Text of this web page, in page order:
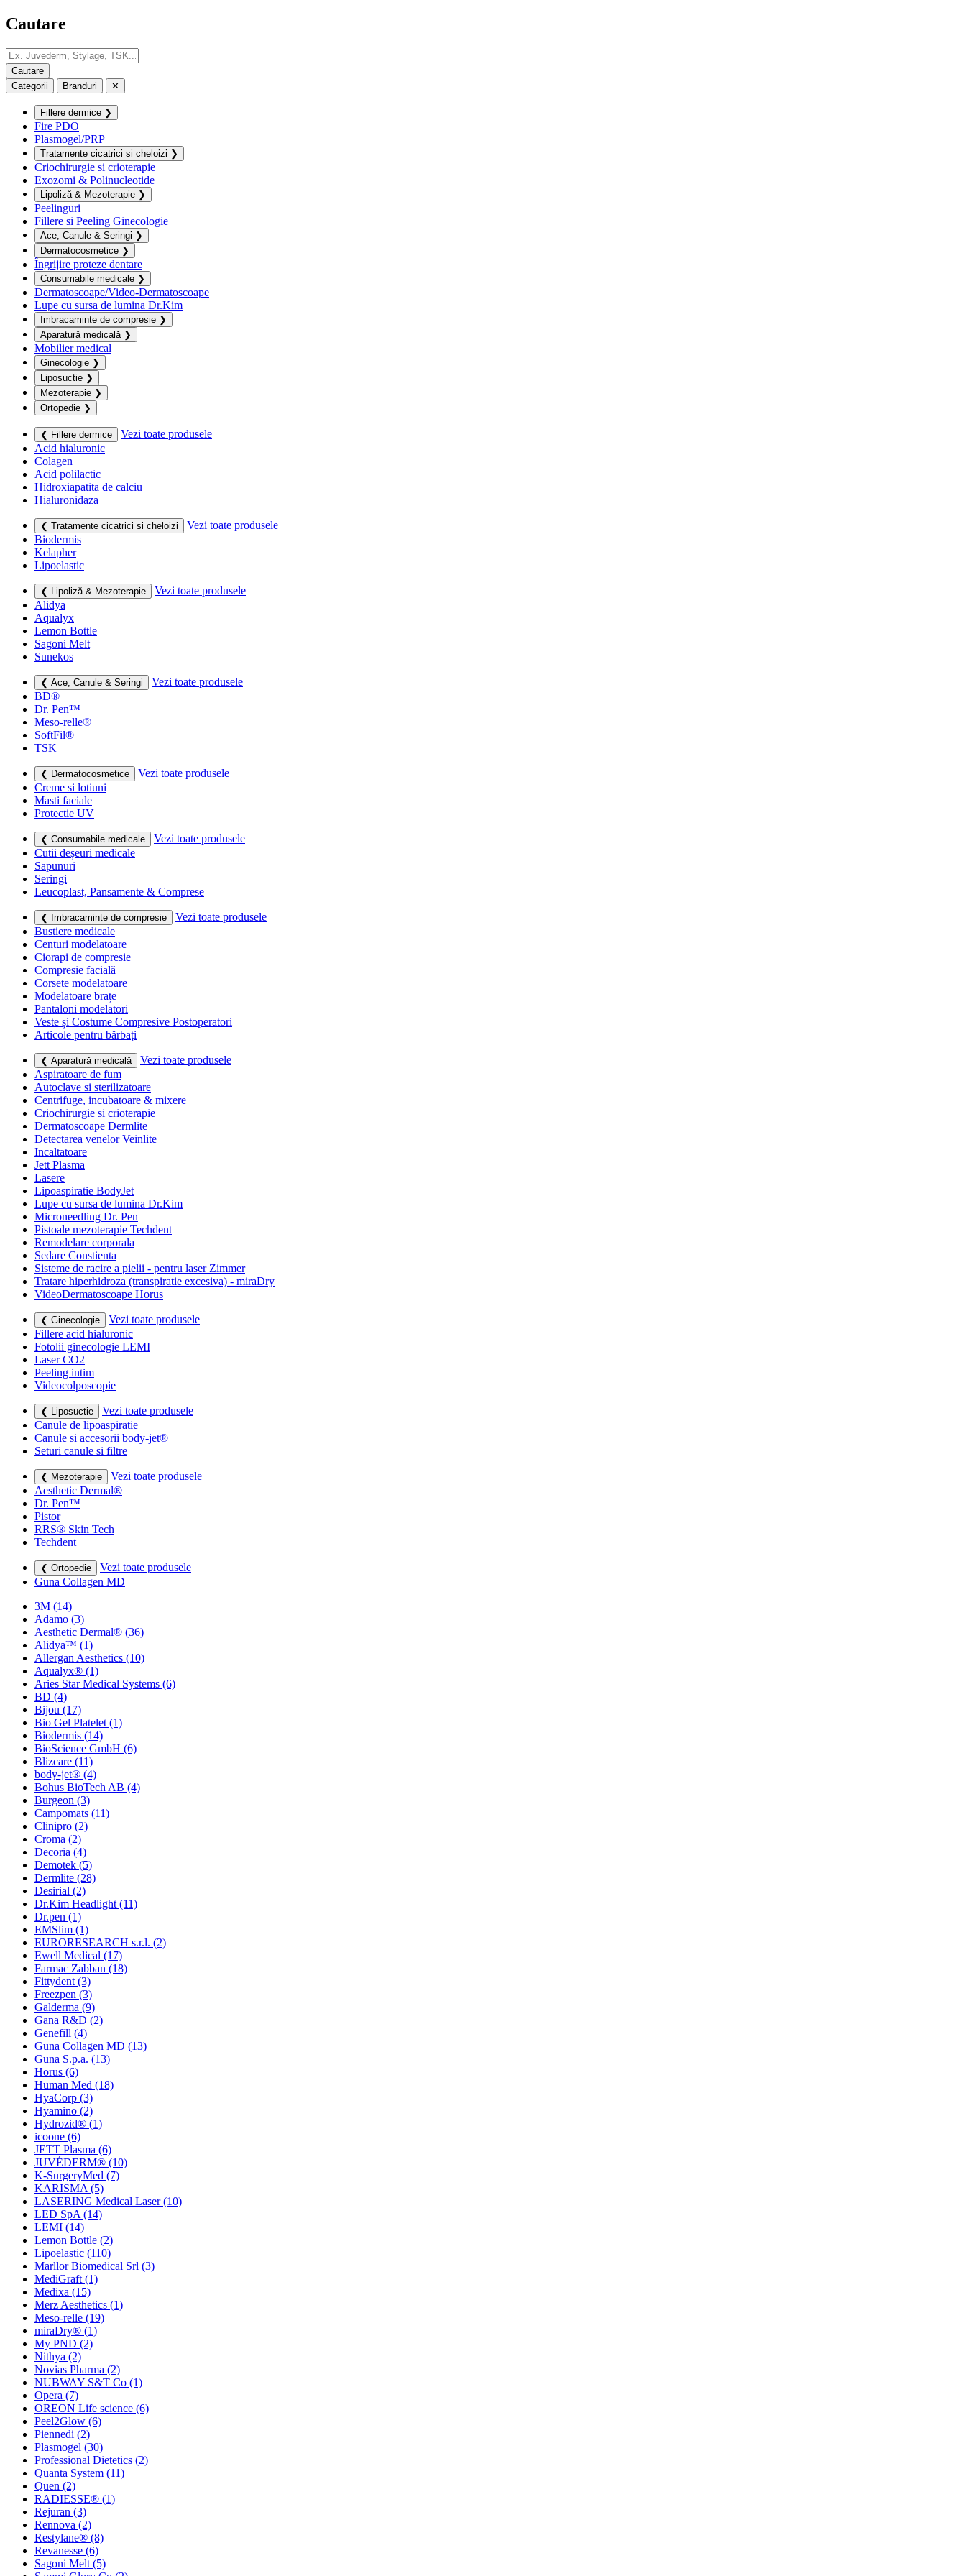
Cautare
Categorii Branduri ✕
Fillere dermice ❯
Fire PDO
Plasmogel/PRP
Tratamente cicatrici si cheloizi ❯
Criochirurgie si crioterapie
Exozomi & Polinucleotide
Lipoliză & Mezoterapie ❯
Peelinguri
Fillere si Peeling Ginecologie
Ace, Canule & Seringi ❯
Dermatocosmetice ❯
Îngrijire proteze dentare
Consumabile medicale ❯
Dermatoscoape/Video-Dermatoscoape
Lupe cu sursa de lumina Dr.Kim
Imbracaminte de compresie ❯
Aparatură medicală ❯
Mobilier medical
Ginecologie ❯
Liposuctie ❯
Mezoterapie ❯
Ortopedie ❯
❮ Fillere dermice
Vezi toate produsele
Acid hialuronic
Colagen
Acid polilactic
Hidroxiapatita de calciu
Hialuronidaza
❮ Tratamente cicatrici si cheloizi
Vezi toate produsele
Biodermis
Kelapher
Lipoelastic
❮ Lipoliză & Mezoterapie
Vezi toate produsele
Alidya
Aqualyx
Lemon Bottle
Sagoni Melt
Sunekos
❮ Ace, Canule & Seringi
Vezi toate produsele
BD®
Dr. Pen™
Meso-relle®
SoftFil®
TSK
❮ Dermatocosmetice
Vezi toate produsele
Creme si lotiuni
Masti faciale
Protectie UV
❮ Consumabile medicale
Vezi toate produsele
Cutii deșeuri medicale
Sapunuri
Seringi
Leucoplast, Pansamente & Comprese
❮ Imbracaminte de compresie
Vezi toate produsele
Bustiere medicale
Centuri modelatoare
Ciorapi de compresie
Compresie facială
Corsete modelatoare
Modelatoare brațe
Pantaloni modelatori
Veste și Costume Compresive Postoperatori
Articole pentru bărbați
❮ Aparatură medicală
Vezi toate produsele
Aspiratoare de fum
Autoclave si sterilizatoare
Centrifuge, incubatoare & mixere
Criochirurgie si crioterapie
Dermatoscoape Dermlite
Detectarea venelor Veinlite
Incaltatoare
Jett Plasma
Lasere
Lipoaspiratie BodyJet
Lupe cu sursa de lumina Dr.Kim
Microneedling Dr. Pen
Pistoale mezoterapie Techdent
Remodelare corporala
Sedare Constienta
Sisteme de racire a pielii - pentru laser Zimmer
Tratare hiperhidroza (transpiratie excesiva) - miraDry
VideoDermatoscoape Horus
❮ Ginecologie
Vezi toate produsele
Fillere acid hialuronic
Fotolii ginecologie LEMI
Laser CO2
Peeling intim
Videocolposcopie
❮ Liposuctie
Vezi toate produsele
Canule de lipoaspiratie
Canule si accesorii body-jet®
Seturi canule si filtre
❮ Mezoterapie
Vezi toate produsele
Aesthetic Dermal®
Dr. Pen™
Pistor
RRS® Skin Tech
Techdent
❮ Ortopedie
Vezi toate produsele
Guna Collagen MD
3M (14)
Adamo (3)
Aesthetic Dermal® (36)
Alidya™ (1)
Allergan Aesthetics (10)
Aqualyx® (1)
Aries Star Medical Systems (6)
BD (4)
Bijou (17)
Bio Gel Platelet (1)
Biodermis (14)
BioScience GmbH (6)
Blizcare (11)
body-jet® (4)
Bohus BioTech AB (4)
Burgeon (3)
Campomats (11)
Clinipro (2)
Croma (2)
Decoria (4)
Demotek (5)
Dermlite (28)
Desirial (2)
Dr.Kim Headlight (11)
Dr.pen (1)
EMSlim (1)
EURORESEARCH s.r.l. (2)
Ewell Medical (17)
Farmac Zabban (18)
Fittydent (3)
Freezpen (3)
Galderma (9)
Gana R&D (2)
Genefill (4)
Guna Collagen MD (13)
Guna S.p.a. (13)
Horus (6)
Human Med (18)
HyaCorp (3)
Hyamino (2)
Hydrozid® (1)
icoone (6)
JETT Plasma (6)
JUVÉDERM® (10)
K-SurgeryMed (7)
KARISMA (5)
LASERING Medical Laser(10)
LED SpA (14)
LEMI (14)
Lemon Bottle (2)
Lipoelastic (110)
Marllor Biomedical Srl (3)
MediGraft (1)
Medixa (15)
Merz Aesthetics (1)
Meso-relle (19)
miraDry® (1)
My PND (2)
Nithya (2)
Novias Pharma (2)
NUBWAY S&T Co (1)
Opera (7)
OREON Life science (6)
Peel2Glow (6)
Piennedi (2)
Plasmogel (30)
Professional Dietetics (2)
Quanta System (11)
Quen (2)
RADIESSE® (1)
Rejuran (3)
Rennova (2)
Restylane® (8)
Revanesse (6)
Sagoni Melt (5)